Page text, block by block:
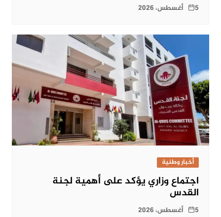
5 أغسطس، 2026
أخبار وطنية
اجتماع وزاري يؤكد على أهمية لجنة
القدس
5 أغسطس، 2026